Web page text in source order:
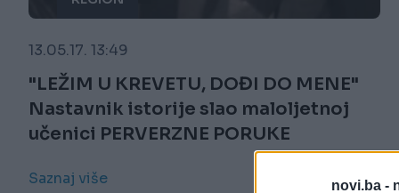
novi.ba -
13.05.17. 13:49
"LEŽIM U KREVETU, DOĐI DO MENE"
Nastavnik istorije slao maloljetnoj
učenici PERVERZNE PORUKE
Saznaj više